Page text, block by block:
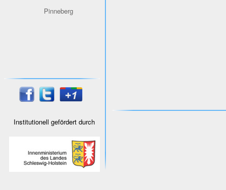
Pinneberg
Institutionell gefördert durch